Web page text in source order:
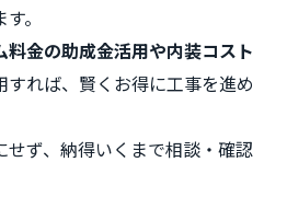
。
料金の助成金活用や内装コスト
すれば、賢くお得に工事を進め
ず、納得いくまで相談・確認